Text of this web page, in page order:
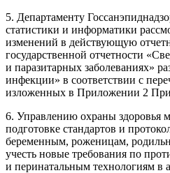
5. Департаменту
статистики и информатики
изменений в действующую
государственной отчетности
и паразитарных заболеваниях»
инфекции» в соответствии с
изложенных в Приложении 2
6. Управлению охраны здоровья
подготовке стандартов и
беременным, роженицам,
учесть новые требования по
и перинатальным технологиям в